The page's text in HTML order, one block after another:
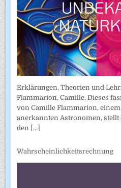
Erklärungen, Theorien und
Flammarion, Camille. Dieses
von Camille Flammarion,
anerkannten Astronomen, stellt
den [...]
Wahrscheinlichkeitsrechnung